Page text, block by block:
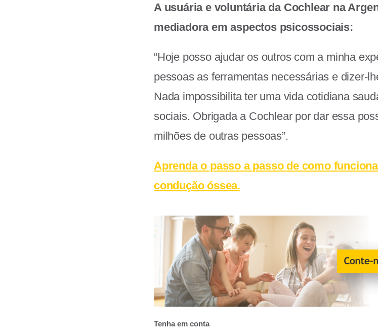
A usuária e voluntária da Cochlear na
mediadora em aspectos psicossociais:
“Hoje posso ajudar os outros com a minha
pessoas as ferramentas necessárias e dizer-
Nada impossibilita ter uma vida cotidiana
sociais. Obrigada a Cochlear por dar essa
milhões de outras pessoas”.
Aprenda o passo a passo decomo
condução óssea.
Tenha em conta